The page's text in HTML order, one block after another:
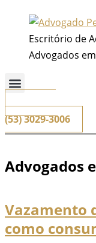
conteúdo
Escritório de
Advogados
(53) 3029-3006
Advogados
Vazamento
como